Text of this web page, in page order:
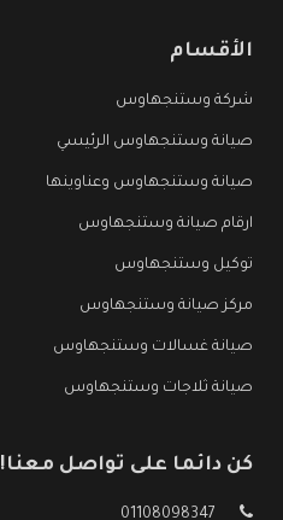
الأقسام
شركة وستنجهاوس
صيانة وستنجهاوس الرئيسي
صيانة وستنجهاوس وعناوينها
ارقام صيانة وستنجهاوس
توكيل وستنجهاوس
مركز صيانة وستنجهاوس
صيانة غسالات وستنجهاوس
صيانة ثلاجات وستنجهاوس
كن دائما على تواصل معنا!
01108098347